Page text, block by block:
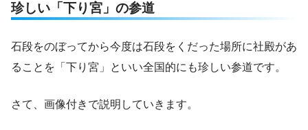
珍しい「下り宮」の参道
石段をのぼってから今度は石段をくだった場所に社殿があ
ることを「下り宮」といい全国的にも珍しい参道です。
さて、画像付きで説明していきます。